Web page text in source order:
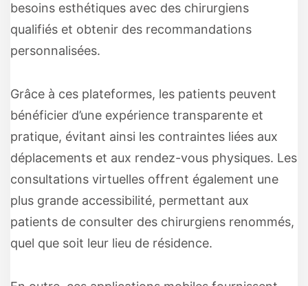
besoins esthétiques avec des chirurgiens
qualifiés et obtenir des recommandations
personnalisées.
Grâce à ces plateformes, les patients peuvent
bénéficier d’une expérience transparente et
pratique, évitant ainsi les contraintes liées aux
déplacements et aux rendez-vous physiques. Les
consultations virtuelles offrent également une
plus grande accessibilité, permettant aux
patients de consulter des chirurgiens renommés,
quel que soit leur lieu de résidence.